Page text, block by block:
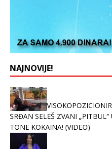
NAJNOVIJE!
SRĐAN SELEŠ ZVANI
TONE KOKAINA! (VIDEO)